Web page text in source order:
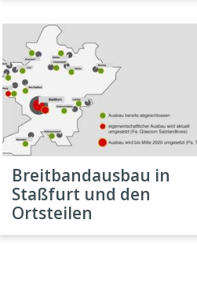
Breitbandausbau in
Staßfurt und den
Ortsteilen